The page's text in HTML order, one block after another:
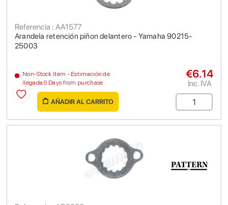
Arandela retención piñon delantero - Yamaha 90215-
25003
Referencia : AA1577
Non-Stock Item - Estimación de
llegada 9 Days from purchase
€6.14
Inc. IVA
AÑADIR AL CARRITO